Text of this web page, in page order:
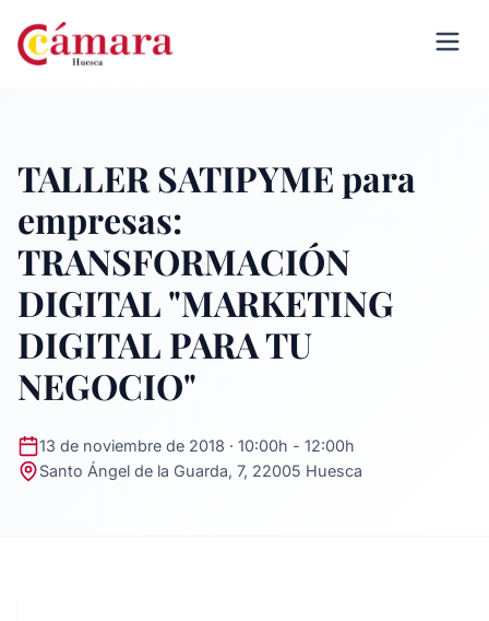
TALLER SATIPYME para
empresas:
TRANSFORMACIÓN
DIGITAL "MARKETING
DIGITAL PARA TU
NEGOCIO"
13 de noviembre de 2018 · 10:00h - 12:00h
Santo Ángel de la Guarda, 7, 22005 Huesca